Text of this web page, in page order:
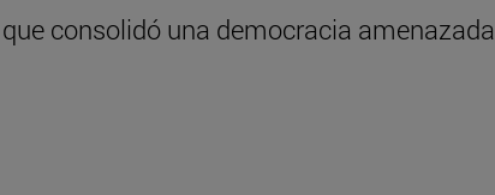
consolidó una democracia amenazada